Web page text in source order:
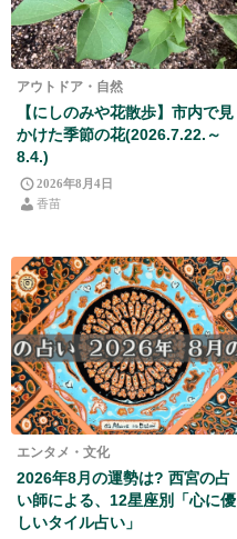
アウトドア・自然
【にしのみや花散歩】市内で見
かけた季節の花(2026.7.22.～
8.4.)
2026年8月4日
香苗
エンタメ・文化
2026年8月の運勢は? 西宮の占
い師による、12星座別「心に優
しいタイル占い」